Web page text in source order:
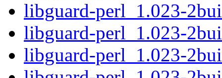
libguard-perl_1.023-
libguard-perl_1.023-
libguard-perl_1.023-